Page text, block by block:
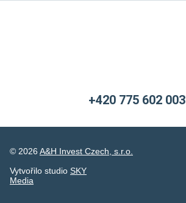
+420 775 602 003
© 2026 A&H Invest Czech, s.r.o.
Vytvořilo studio SKY
Media